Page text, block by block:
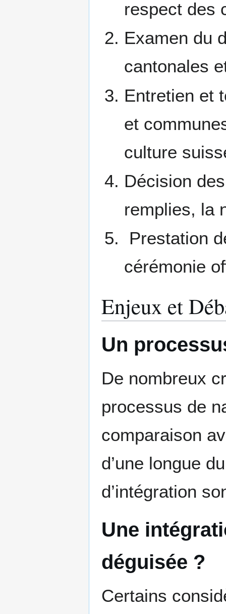
respect des
Examen du
cantonales
Entretien et
et
culture
Décision
remplies, la
Prestation
cérémonie
Enjeux et
Un
De nombreux
processus de
comparaison
d’une longue
d’intégration
Une
déguisée ?
Certains